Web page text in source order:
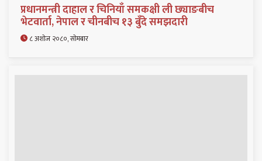
प्रधानमन्त्री दाहाल र चिनियाँ समकक्षी ली छ्याङबीच
भेटवार्ता, नेपाल र चीनबीच १३ बुँदे समझदारी
८ अशोज २०८०, सोमबार